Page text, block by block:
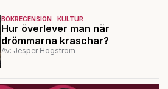
BOKRECENSION KULTUR
Hur överlever man när
drömmarna kraschar?
Av: Jesper Högström